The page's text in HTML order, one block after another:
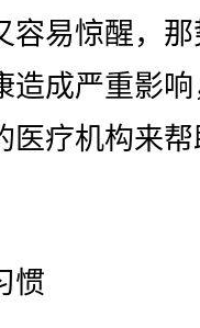
容易惊醒，
造成严重影
医疗机构来
惯